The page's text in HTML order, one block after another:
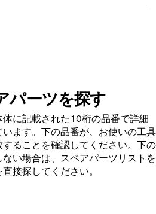
パーツを探す
に記載された10桁の品番で詳細
ます。下の品番が、お使いの工具
ることを確認してください。下の
い場合は、スペアパーツリストを
接探してください。